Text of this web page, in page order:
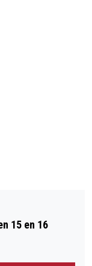
IN
15 en 16